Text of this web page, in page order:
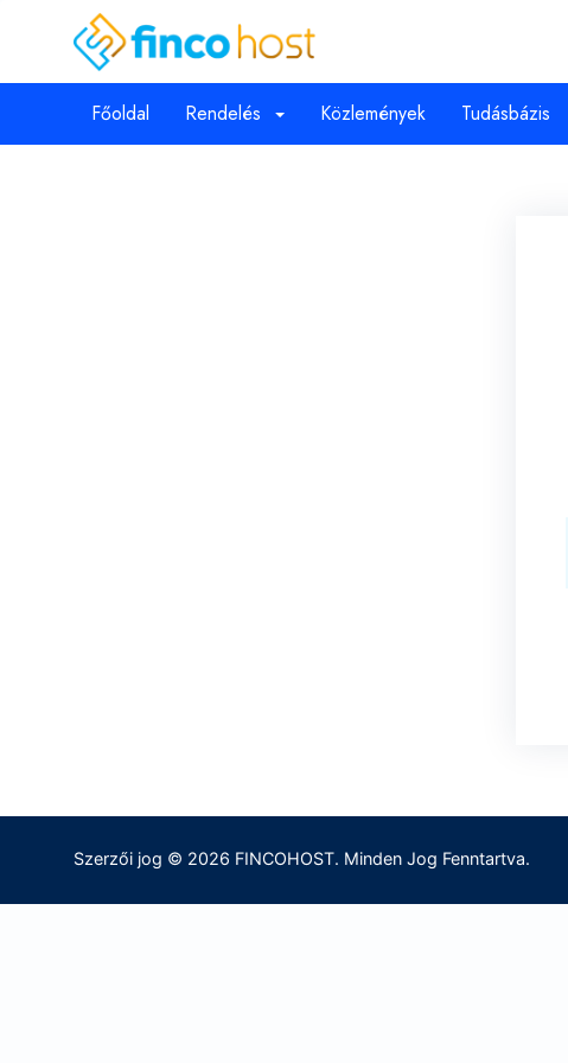
Főoldal Rendelés Közlemények Tudásbázis
Szerzői jog © 2026 FINCOHOST. Minden Jog Fenntartva.